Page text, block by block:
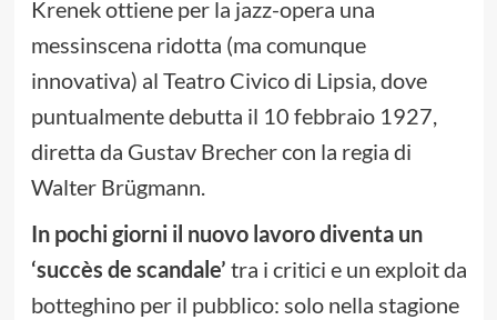
Krenek ottiene per la jazz-opera una
messinscena ridotta (ma comunque
innovativa) al Teatro Civico di Lipsia, dove
puntualmente debutta il 10 febbraio 1927,
diretta da Gustav Brecher con la regia di
Walter Brügmann.
In pochi giorni il nuovo lavoro diventa un
‘succès de scandale’ tra i critici e un exploit da
botteghino per il pubblico: solo nella stagione